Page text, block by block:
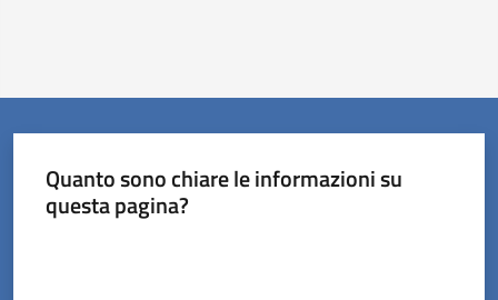
Quanto sono chiare le informazioni su
questa pagina?